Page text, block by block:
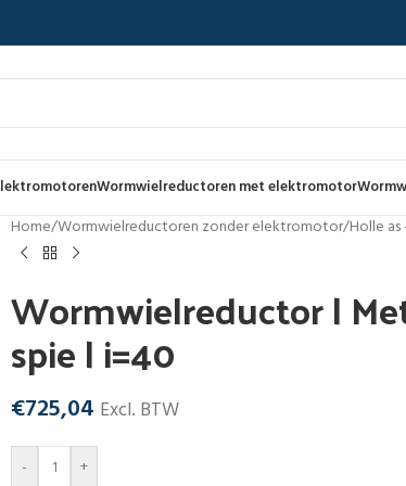
Wormwielreductoren met elektromotor
Home/Wormwielreductoren zonder elektromotor/Holle
Wormwielreductor |
spie | i=40
€725,04 Excl. BTW
- +